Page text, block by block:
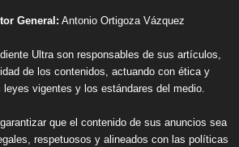
General: Antonio Ortigoza Vázquez
Ultra son responsables de sus artículos,
de los contenidos, actuando con ética y
leyes vigentes y los estándares del medio.
que el contenido de sus anuncios sea
respetuosos y alineados con las políticas